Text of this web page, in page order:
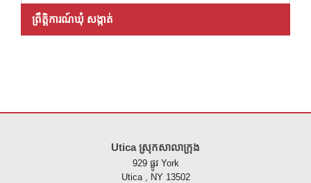
ព្រឹត្តិការណ៍ឃុំ សង្កាត់
Utica ស្រុកសាលាក្រុង
929 ផ្លូវ York
Utica , NY 13502